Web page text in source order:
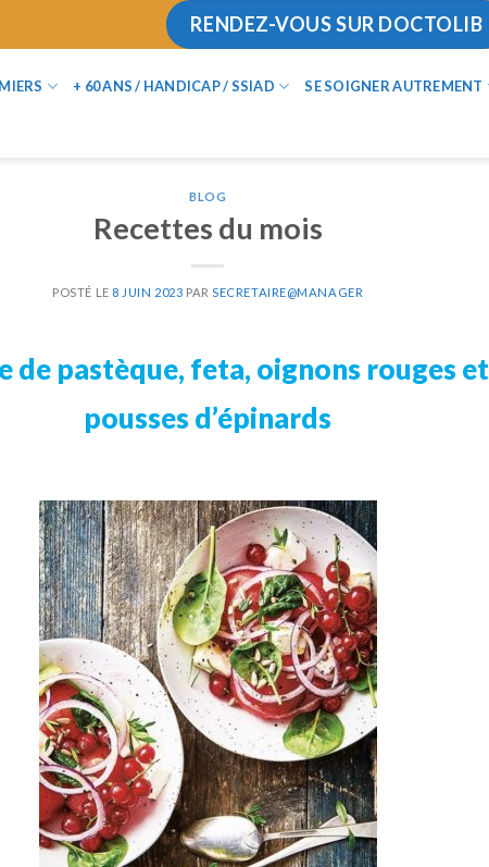
RENDEZ-VOUS SUR DOCTOLIB
+ 60 ANS / HANDICAP / SSIAD SE SOIGNER AUTREMENT
BLOG
Recettes du mois
POSTÉ LE 8 JUIN 2023 PAR SECRETAIRE@MANAGER
de pastèque, feta, oignons rouges et
pousses d’épinards